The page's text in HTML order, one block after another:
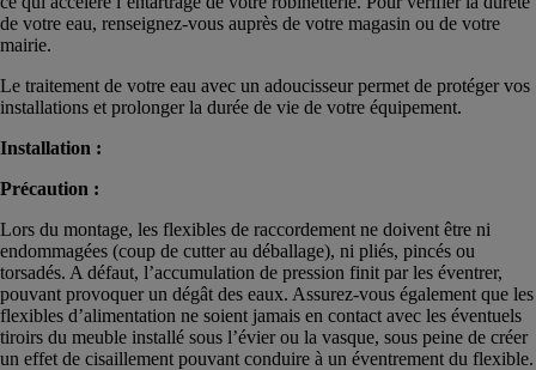
de votre eau, renseignez-vous auprès de votre magasin ou de votre
mairie.
Le traitement de votre eau avec un adoucisseur permet de protéger vos
installations et prolonger la durée de vie de votre équipement.
Installation :
Précaution :
Lors du montage, les flexibles de raccordement ne doivent être ni
endommagées (coup de cutter au déballage), ni pliés, pincés ou
torsadés. A défaut, l’accumulation de pression finit par les éventrer,
pouvant provoquer un dégât des eaux. Assurez-vous également que les
flexibles d’alimentation ne soient jamais en contact avec les éventuels
tiroirs du meuble installé sous l’évier ou la vasque, sous peine de créer
un effet de cisaillement pouvant conduire à un éventrement du flexible.